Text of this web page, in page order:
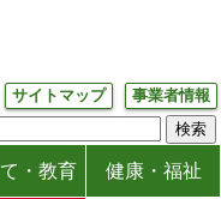
サイトマップ 事業者情報
・教育 健康・福祉